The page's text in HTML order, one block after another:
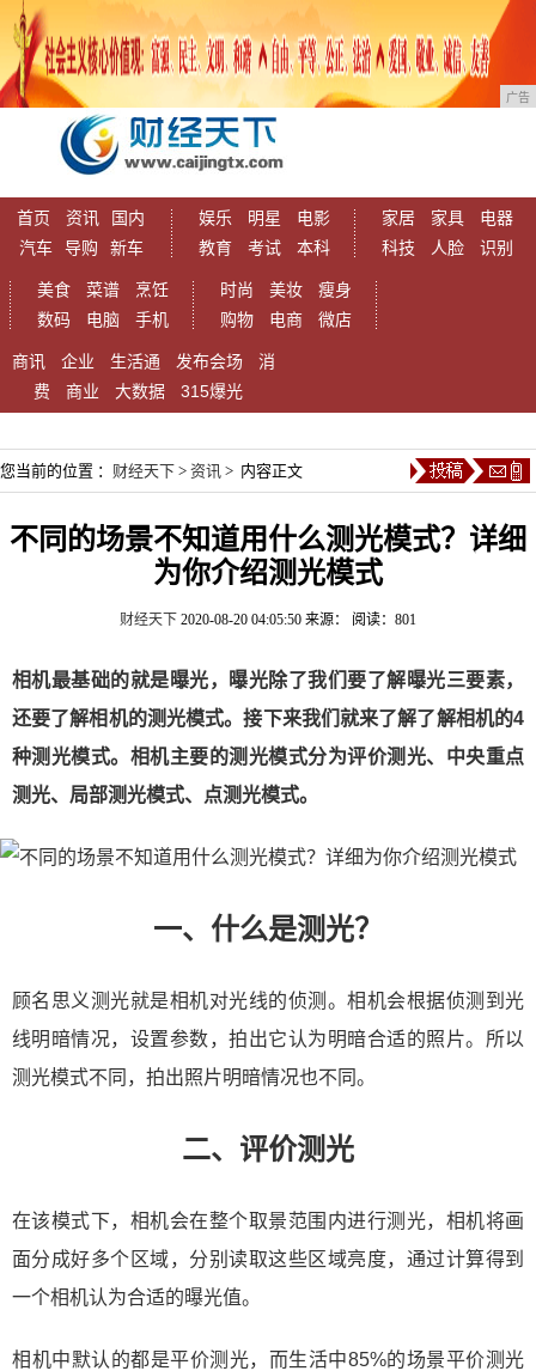
广告
首页 资讯
国内
汽车
导购 新车
娱乐 明星
电影
教育
考试 本科
家居 家具
电器
科技
人脸 识别
美食 菜谱
烹饪
数码
电脑 手机
时尚 美妆
瘦身
购物
电商 微店
商讯 企业 生活通 发布会场
消
费
商业 大数据 315爆光
您当前的位置 ： 财经天下 > 资讯 > 内容正文
不同的场景不知道用什么测光模式？详细
为你介绍测光模式
财经天下 2020-08-20 04:05:50 来源： 阅读：801
相机最基础的就是曝光，曝光除了我们要了解曝光三要素，
还要了解相机的测光模式。接下来我们就来了解了解相机的4
种测光模式。相机主要的测光模式分为评价测光、中央重点
测光、局部测光模式、点测光模式。
一、什么是测光？
顾名思义测光就是相机对光线的侦测。相机会根据侦测到光
线明暗情况，设置参数，拍出它认为明暗合适的照片。所以
测光模式不同，拍出照片明暗情况也不同。
二、评价测光
在该模式下，相机会在整个取景范围内进行测光，相机将画
面分成好多个区域，分别读取这些区域亮度，通过计算得到
一个相机认为合适的曝光值。
相机中默认的都是平价测光，而生活中85%的场景平价测光